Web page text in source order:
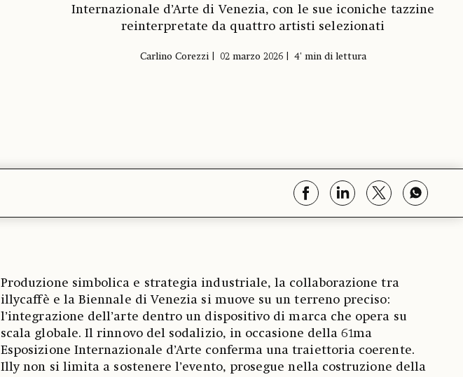
Internazionale d’Arte di Venezia, con le sue iconiche tazzine
reinterpretate da quattro artisti selezionati
Carlino Corezzi 02 marzo 2026 4' min di lettura
Produzione simbolica e strategia industriale, la collaborazione tra
illycaffè e la Biennale di Venezia si muove su un terreno preciso:
l’integrazione dell’arte dentro un dispositivo di marca che opera su
scala globale. Il rinnovo del sodalizio, in occasione della 61ma
Esposizione Internazionale d’Arte conferma una traiettoria coerente.
Illy non si limita a sostenere l’evento, prosegue nella costruzione della